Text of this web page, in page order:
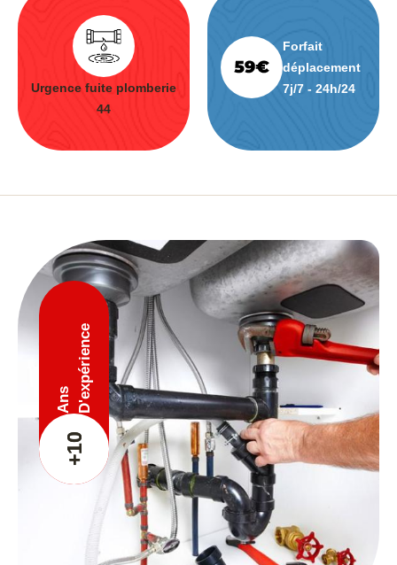
Urgence fuite plomberie
44
Forfait
déplacement
7j/7 - 24h/24
+10
Ans D'expérience